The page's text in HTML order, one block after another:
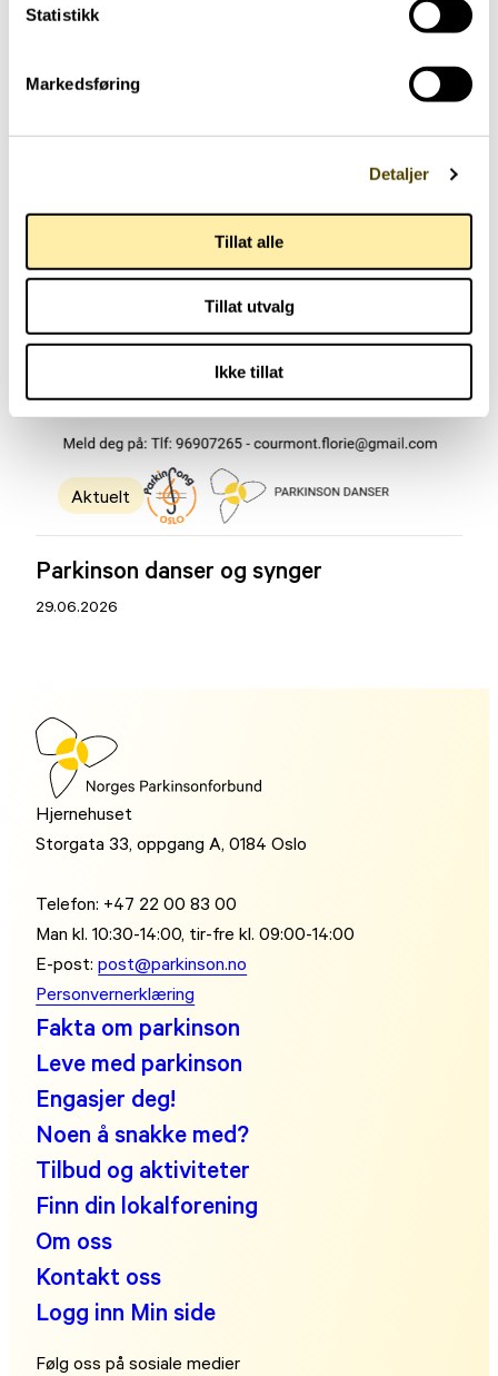
Statistikk
Markedsføring
Detaljer
Tillat alle
Tillat utvalg
Ikke tillat
Aktuelt
Parkinson danser og synger
29.06.2026
Hjernehuset
Storgata 33, oppgang A, 0184 Oslo
Telefon: +47 22 00 83 00
Man kl. 10:30-14:00, tir-fre kl. 09:00-14:00
E-post:post@parkinson.no
Personvernerklæring
Fakta om parkinson
Leve med parkinson
Engasjer deg!
Noen å snakke med?
Tilbud og aktiviteter
Finn din lokalforening
Om oss
Kontakt oss
Logg inn Min side
Følg oss på sosiale medier